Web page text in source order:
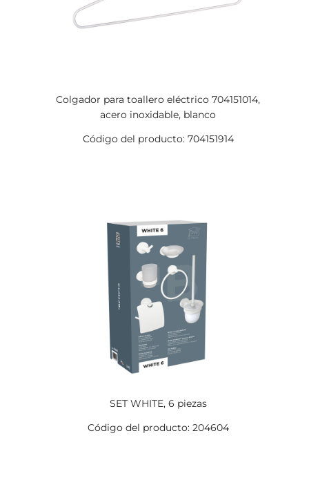
Colgador para toallero eléctrico 704151014,
acero inoxidable, blanco
Código del producto: 704151914
SET WHITE, 6 piezas
Código del producto: 204604